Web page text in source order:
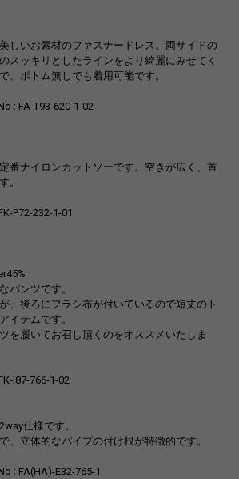
しいお素材のファスナードレス。両サイドの
スッキリとしたラインをより綺麗にみせてく
、ボトム無しでも着用可能です。
: FA-T93-620-1-02
番ナイロンカットソーです。空きが広く、首
。
P72-232-1-01
パンツです。
、後ろにフラシ布が付いているので短丈のト
イテムです。
を履いてお召し頂くのをオススメいたしま
I87-766-1-02
仕様です。
、立体的なパイプの付け根が特徴的です。
: FA(HA)-E32-765-1